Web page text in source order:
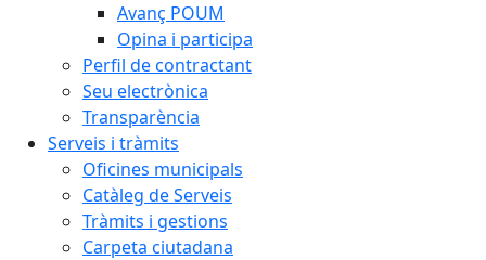
Avanç POUM
Opina i participa
Perfil de contractant
Seu electrònica
Transparència
Serveis i tràmits
Oficines municipals
Catàleg de Serveis
Tràmits i gestions
Carpeta ciutadana